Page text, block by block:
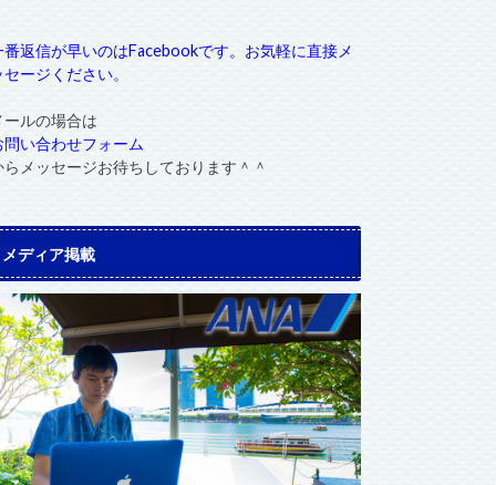
番返信が早いのはFacebookです。お気軽に直接メ
セージください。
ールの場合は
問い合わせフォーム
らメッセージお待ちしております＾＾
メディア掲載